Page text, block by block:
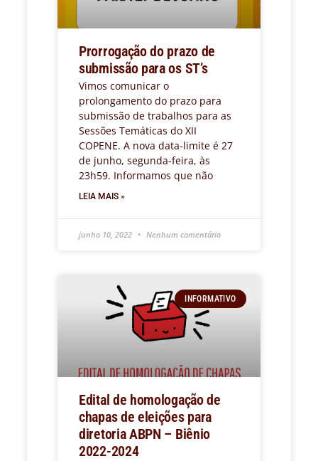
Prorrogação do prazo de
submissão para os ST’s
Vimos comunicar o
prolongamento do prazo para
submissão de trabalhos para as
Sessões Temáticas do XII
COPENE. A nova data-limite é 27
de junho, segunda-feira, às
23h59. Informamos que não
LEIA MAIS »
junho 10, 2022 Nenhum comentário
INFORMATIVO
Edital de homologação de
chapas de eleições para
diretoria ABPN – Biênio
2022-2024